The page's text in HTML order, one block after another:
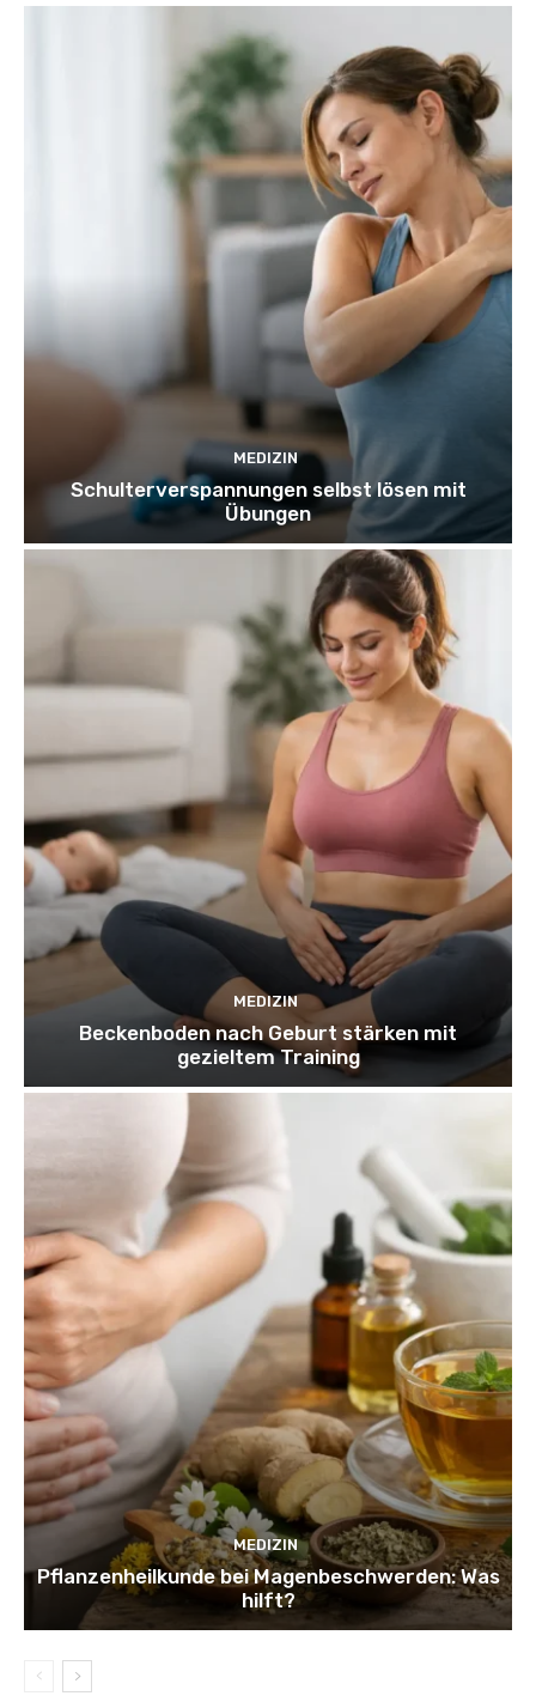
MEDIZIN
Schulterverspannungen selbst lösen mit
Übungen
MEDIZIN
Beckenboden nach Geburt stärken mit
gezieltem Training
MEDIZIN
Pflanzenheilkunde bei Magenbeschwerden: Was
hilft?